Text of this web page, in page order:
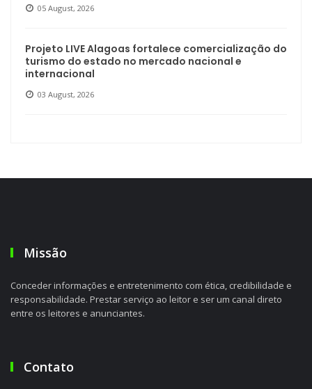
05 August, 2026
Projeto LIVE Alagoas fortalece comercialização do
turismo do estado no mercado nacional e
internacional
03 August, 2026
Missão
Conceder informações e entretenimento com ética, credibilidade e
responsabilidade. Prestar serviço ao leitor e ser um canal direto
entre os leitores e anunciantes.
Contato